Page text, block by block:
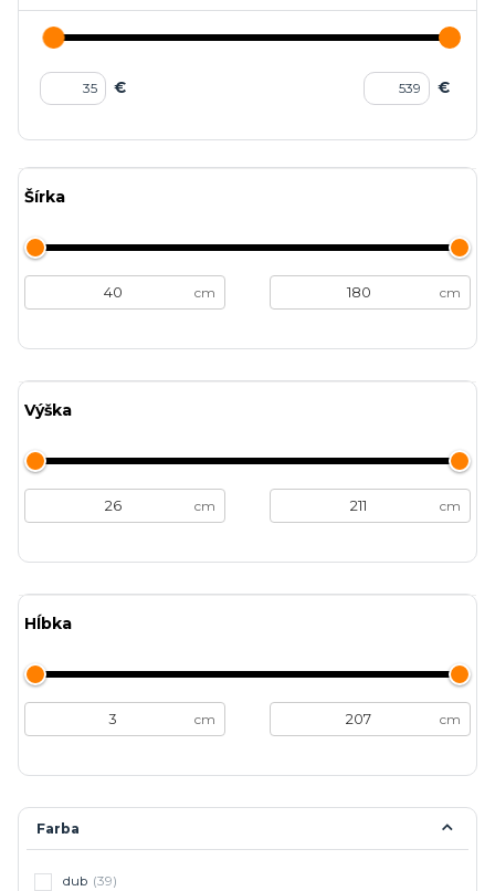
€ €
Šírka
cm cm
Výška
cm cm
Hĺbka
cm cm
Farba
dub (39)